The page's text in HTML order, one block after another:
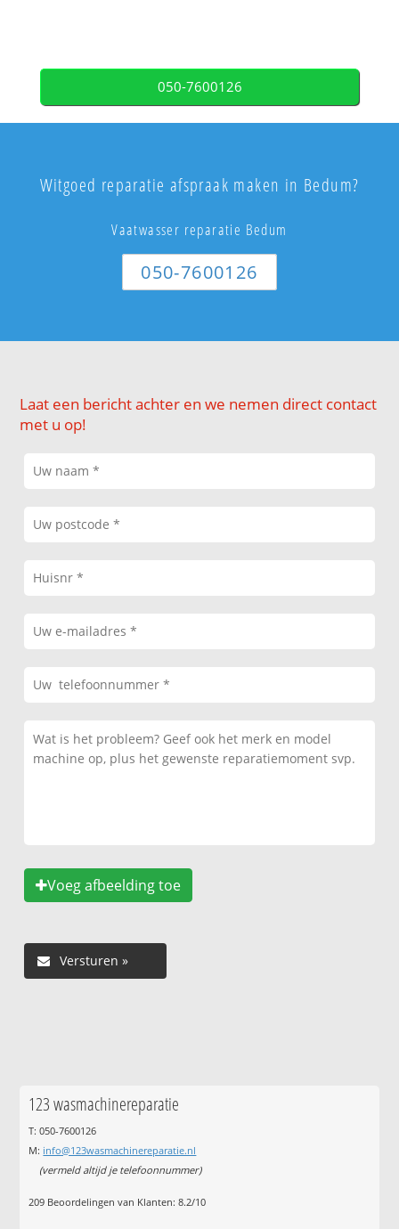
050-7600126
Witgoed reparatie afspraak maken in Bedum?
Vaatwasser reparatie Bedum
050-7600126
Laat een bericht achter en we nemen direct contact
met u op!
Voeg afbeelding toe
123 wasmachinereparatie
T: 050-7600126
M: info@123wasmachinereparatie.nl
(vermeld altijd je telefoonnummer)
209 Beoordelingen van Klanten:8.2/10